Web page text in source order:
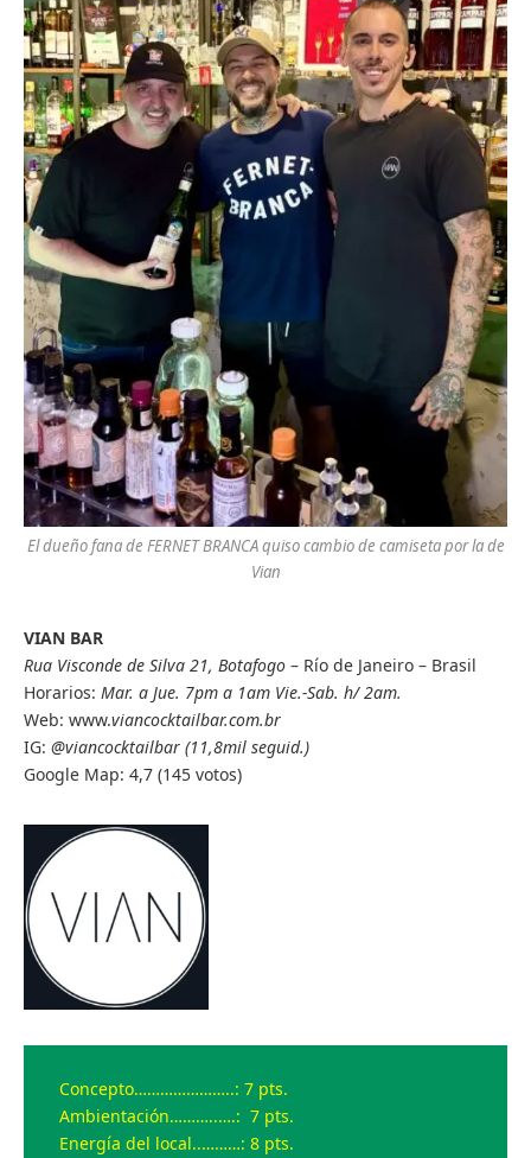
El dueño fana de FERNET BRANCA quiso cambio de camiseta por la de
Vian
VIAN BAR
Rua Visconde de Silva 21, Botafogo – Río de Janeiro – Brasil
Horarios: Mar. a Jue. 7pm a 1am Vie.-Sab. h/ 2am.
Web: www.viancocktailbar.com.br
IG: @viancocktailbar (11,8mil seguid.)
Google Map: 4,7 (145 votos)
Concepto…………………..: 7 pts.
Ambientación………..….: 7 pts.
Energía del local..………: 8 pts.